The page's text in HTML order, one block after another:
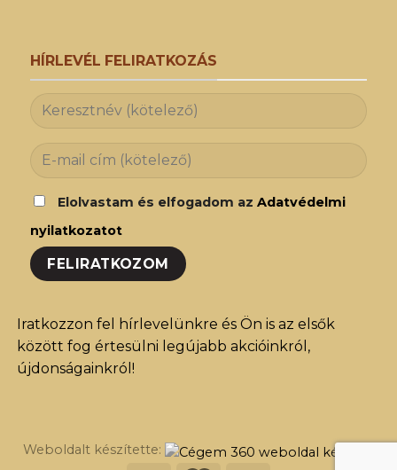
HÍRLEVÉL FELIRATKOZÁS
Elolvastam és elfogadom az Adatvédelmi
nyilatkozatot
Iratkozzon fel hírlevelünkre és Ön is az elsők
között fog értesülni legújabb akcióinkról,
újdonságainkról!
Weboldalt készítette: